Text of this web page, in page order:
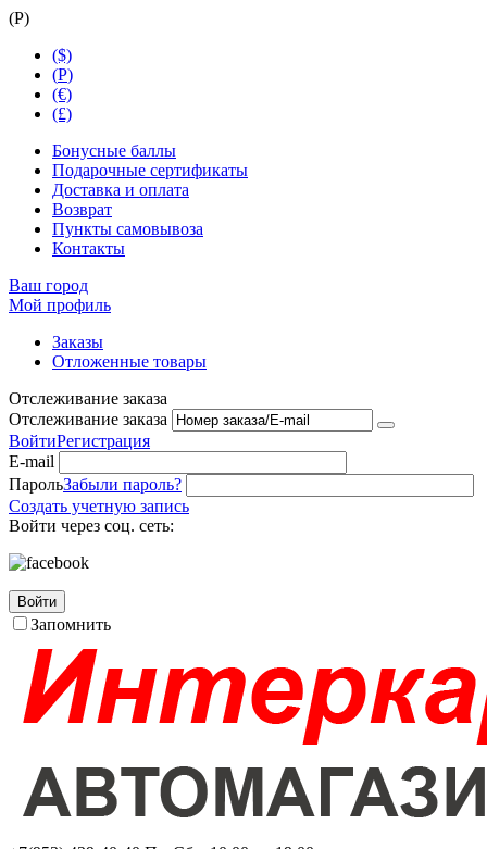
(Р)
($)
(Р)
(€)
(£)
Бонусные баллы
Подарочные сертификаты
Доставка и оплата
Возврат
Пункты самовывоза
Контакты
Ваш город
Мой профиль
Заказы
Отложенные товары
Отслеживание заказа
Отслеживание заказа
ВойтиРегистрация
E-mail
ПарольЗабыли пароль?
Создать учетную запись
Войти через соц. сеть:
Войти
Запомнить